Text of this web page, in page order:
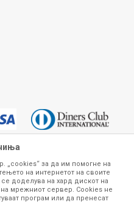
кои се изложени на нашата
конкретни, точни и прецизни,
се без ниту една грешка или
„cookies“ за да им помогне на
на интернетот на своите
се доделува на хард дискот на
на мрежниот сервер. Cookies не
програм или да пренесат